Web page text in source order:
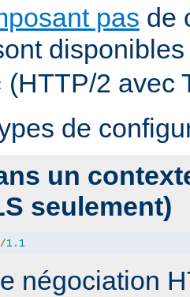
pas de
(HTTP/2 avec
de
un
seulement)
/1.1
négociation